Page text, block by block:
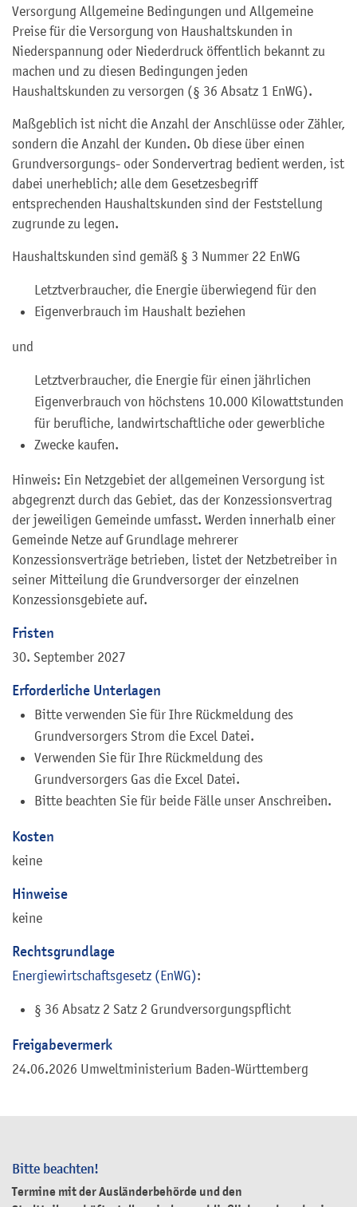
Bitte beachten!
Termine mit der Ausländerbehörde und den
Versorgung Allgemeine Bedingungen und Allgemeine
Preise für die Versorgung von Haushaltskunden in
Niederspannung oder Niederdruck öffentlich bekannt zu
machen und zu diesen Bedingungen jeden
Haushaltskunden zu versorgen (§ 36 Absatz 1 EnWG).
Maßgeblich ist nicht die Anzahl der Anschlüsse oder Zähler,
sondern die Anzahl der Kunden. Ob diese über einen
Grundversorgungs- oder Sondervertrag bedient werden, ist
dabei unerheblich; alle dem Gesetzesbegriff
entsprechenden Haushaltskunden sind der Feststellung
zugrunde zu legen.
Haushaltskunden sind gemäß § 3 Nummer 22 EnWG
Letztverbraucher, die Energie überwiegend für den
Eigenverbrauch im Haushalt beziehen
und
Letztverbraucher, die Energie für einen jährlichen
Eigenverbrauch von höchstens 10.000 Kilowattstunden
für berufliche, landwirtschaftliche oder gewerbliche
Zwecke kaufen.
Hinweis: Ein Netzgebiet der allgemeinen Versorgung ist
abgegrenzt durch das Gebiet, das der Konzessionsvertrag
der jeweiligen Gemeinde umfasst. Werden innerhalb einer
Gemeinde Netze auf Grundlage mehrerer
Konzessionsverträge betrieben, listet der Netzbetreiber in
seiner Mitteilung die Grundversorger der einzelnen
Konzessionsgebiete auf.
Fristen
30. September 2027
Erforderliche Unterlagen
Bitte verwenden Sie für Ihre Rückmeldung des
Grundversorgers Strom die Excel Datei.
Verwenden Sie für Ihre Rückmeldung des
Grundversorgers Gas die Excel Datei.
Bitte beachten Sie für beide Fälle unser Anschreiben.
Kosten
keine
Hinweise
keine
Rechtsgrundlage
Energiewirtschaftsgesetz (EnWG):
§ 36 Absatz 2 Satz 2 Grundversorgungspflicht
Freigabevermerk
24.06.2026 Umweltministerium Baden-Württemberg